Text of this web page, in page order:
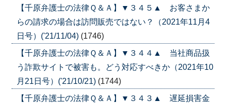
【千原弁護士の法律Ｑ＆Ａ】▼３４５▲ お客さまか
らの請求の場合は訪問販売ではない？（2021年11月4
日号）('21/11/04) (1746)
【千原弁護士の法律Ｑ＆Ａ】▼３４４▲ 当社商品扱
う詐欺サイトで被害も。どう対応すべきか（2021年10
月21日号）('21/10/21) (1744)
【千原弁護士の法律Ｑ＆Ａ】▼３４３▲ 遅延損害金